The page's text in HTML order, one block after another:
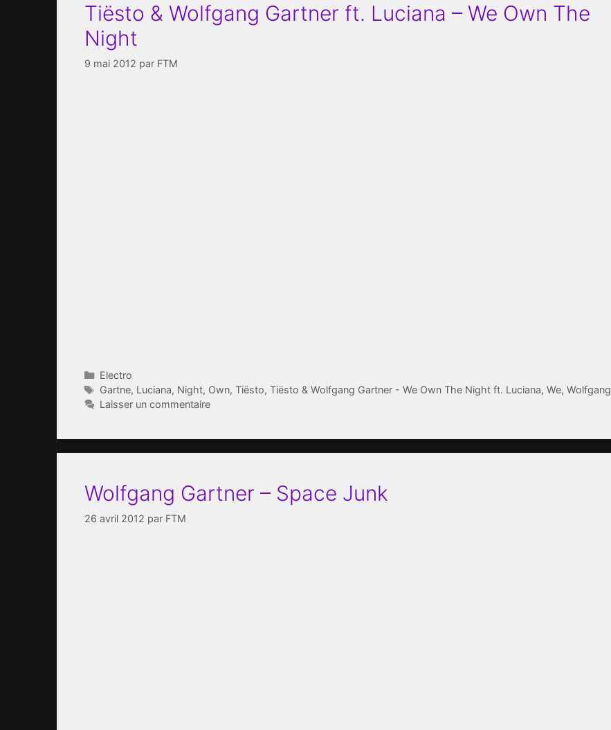
Tiësto & Wolfgang Gartner ft. Luciana – We Own The
Night
9 mai 2012 par FTM
Catégories
Electro
Étiquettes
Gartne, Luciana, Night, Own, Tiësto, Tiësto & Wolfgang Gartner - We Own The Night ft. Luciana, We, Wolfgang
Laisser un commentaire
Wolfgang Gartner – Space Junk
26 avril 2012 par FTM